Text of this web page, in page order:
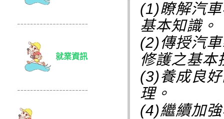
就業資訊
(1)瞭解汽
基本知識。
(2)傳授汽
修護之基本
(3)養成良
理。
(4)繼續加